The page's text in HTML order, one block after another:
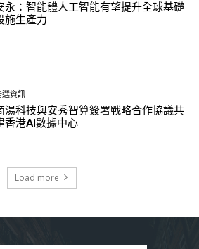
永：智能體人工智能有望提升全球基礎
施生產力
選資訊
湯科技與安秀智算簽署戰略合作協議共
香港AI數據中心
Load more